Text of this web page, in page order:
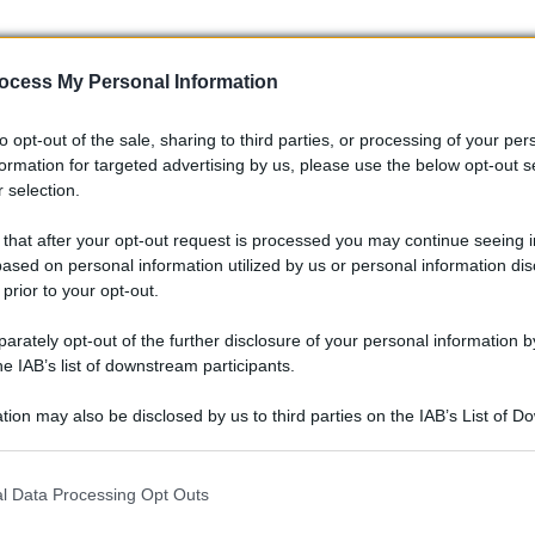
My Personal Information
opt-out of the sale, sharing to third parties, or processing of your
for targeted advertising by us, please use the below opt-out
selection.
that after your opt-out request is processed you may continue seeing
on personal information utilized by us or personal information
to your opt-out.
opt-out of the further disclosure of your personal information
IAB’s list of downstream participants.
may also be disclosed by us to third parties on the IAB’s List of
including but not limited to your visit or usage behaviour. You may
Data Processing Opt Outs
e chi può dirlo? Forse vedremo altri trionfi nel
il TAG Heuer Porsche Formula E Team non è solo un